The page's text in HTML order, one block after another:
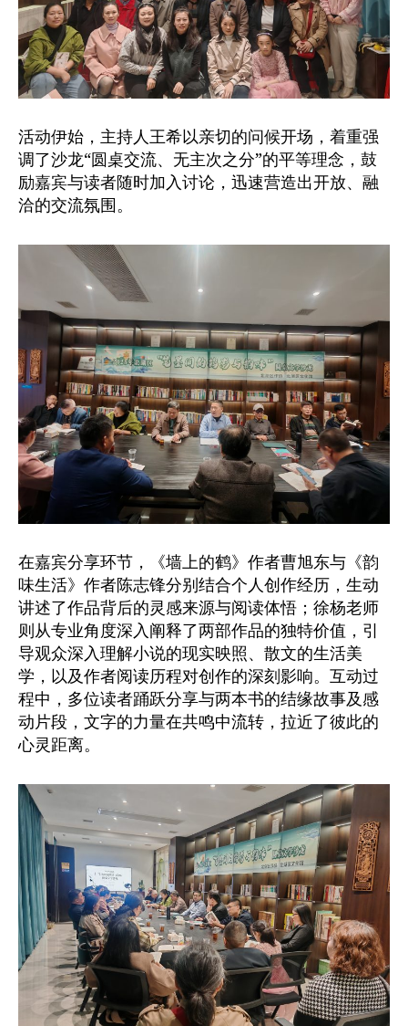
活动伊始，主持人王希以亲切的问候开场，着重强
调了沙龙“圆桌交流、无主次之分”的平等理念，鼓
励嘉宾与读者随时加入讨论，迅速营造出开放、融
洽的交流氛围。
在嘉宾分享环节，《墙上的鹤》作者曹旭东与《韵
味生活》作者陈志锋分别结合个人创作经历，生动
讲述了作品背后的灵感来源与阅读体悟；徐杨老师
则从专业角度深入阐释了两部作品的独特价值，引
导观众深入理解小说的现实映照、散文的生活美
学，以及作者阅读历程对创作的深刻影响。互动过
程中，多位读者踊跃分享与两本书的结缘故事及感
动片段，文字的力量在共鸣中流转，拉近了彼此的
心灵距离。